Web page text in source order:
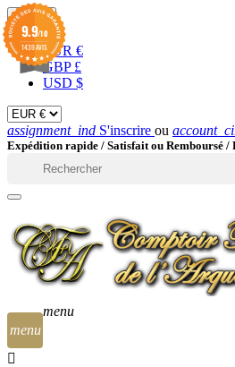
EUR 
EUR €
GBP £
USD $
assignment_ind S'inscrire ou
Expédition rapide / Satisfait ou Remboursé /
menu
menu
9.9/10
1439 AVIS